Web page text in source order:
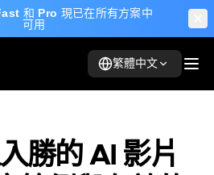
和 Pro 現已在所有方案中
可用
繁體中文
勝的 AI 影片